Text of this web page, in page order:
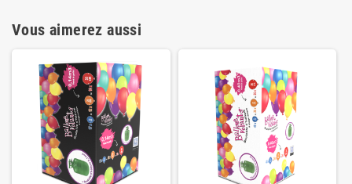
Vous aimerez aussi